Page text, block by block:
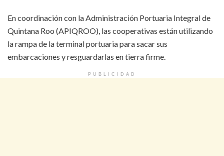
En coordinación con la Administración Portuaria Integral de
Quintana Roo (APIQROO), las cooperativas están utilizando
la rampa de la terminal portuaria para sacar sus
embarcaciones y resguardarlas en tierra firme.
PUBLICIDAD